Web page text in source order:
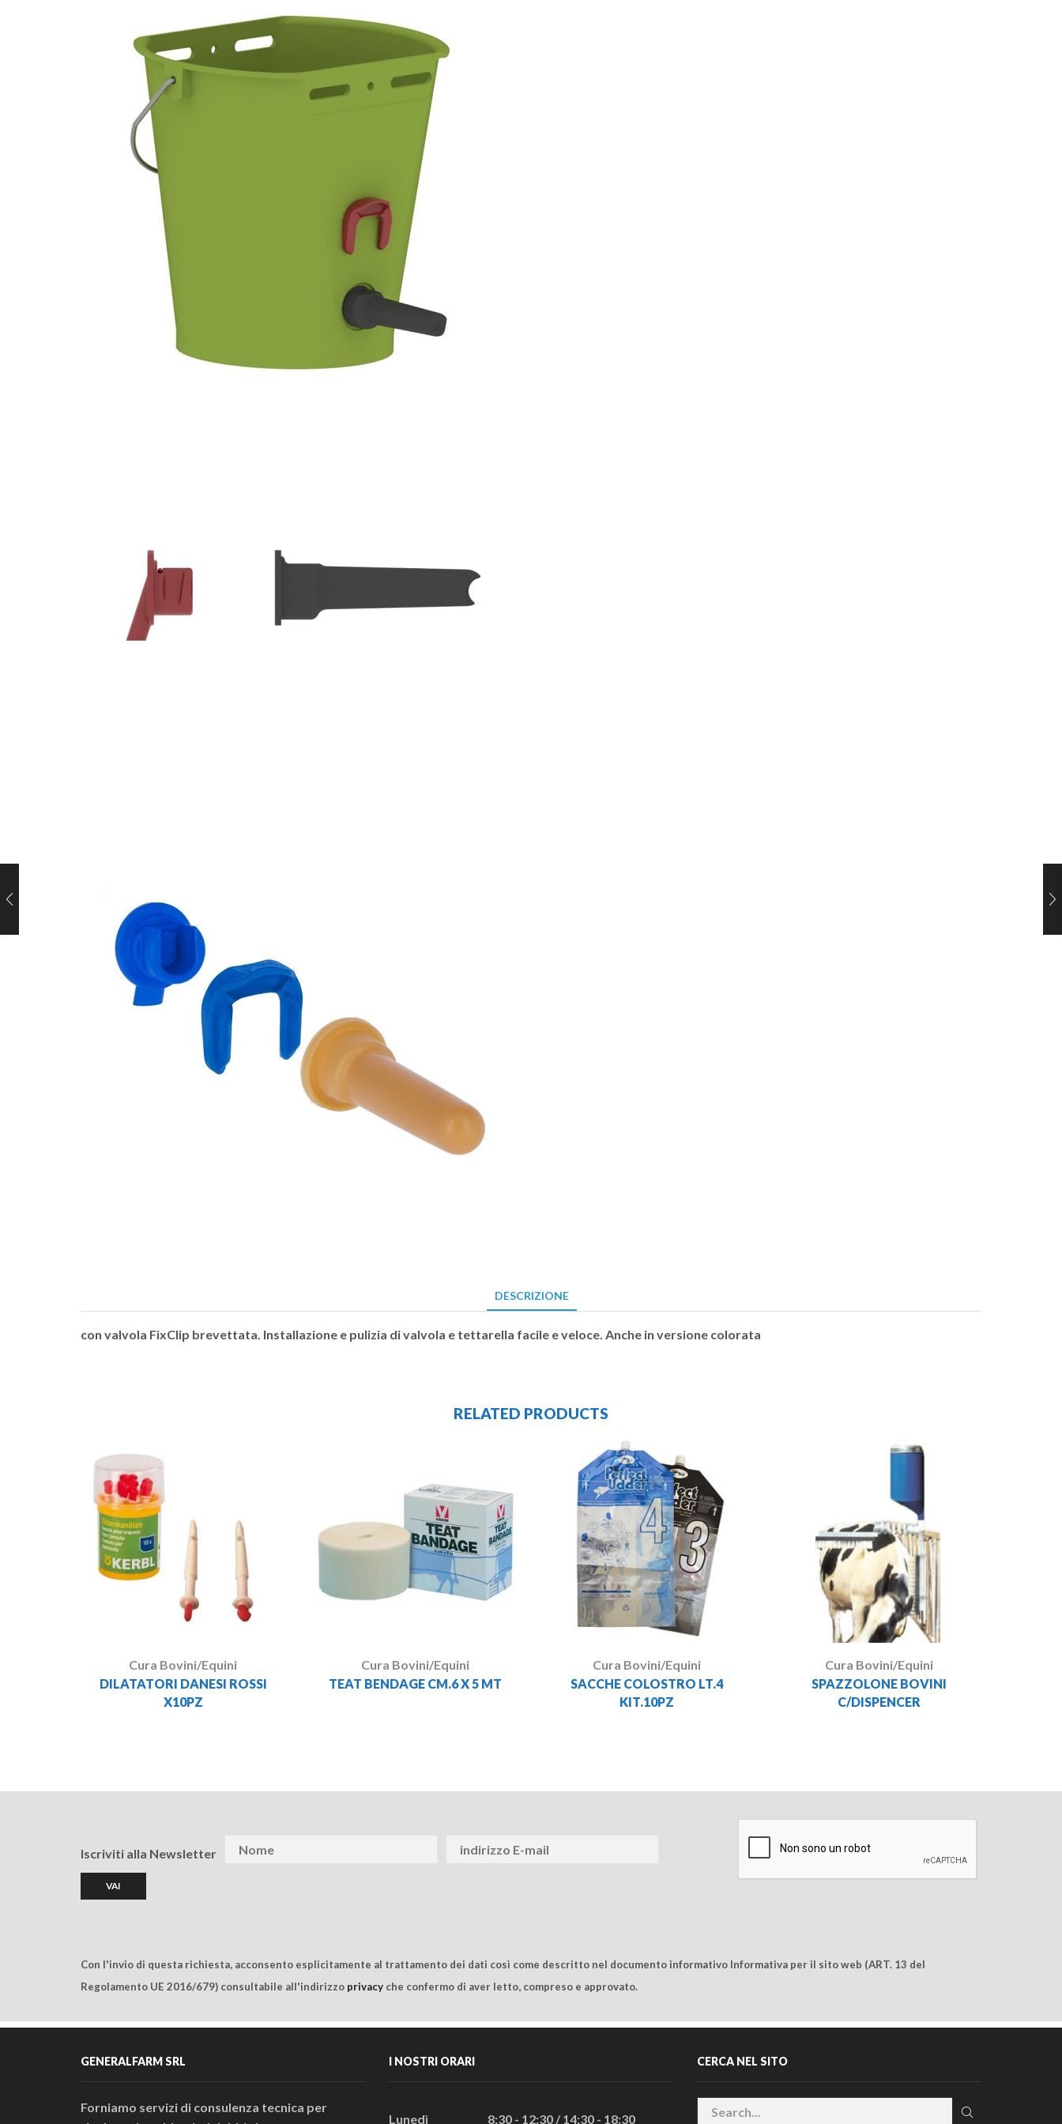
DESCRIZIONE
con valvola FixClip brevettata. Installazione e pulizia di valvola e tettarella facile e veloce. Anche in versione colorata
RELATED PRODUCTS
Cura Bovini/Equini
DILATATORI DANESI ROSSI
X10PZ
Cura Bovini/Equini
TEAT BENDAGE CM.6 X 5 MT
Cura Bovini/Equini
SACCHE COLOSTRO LT.4
KIT.10PZ
Cura Bovini/Equini
SPAZZOLONE BOVINI
C/DISPENCER
Iscriviti alla Newsletter
Con l'invio di questa richiesta, acconsento esplicitamente al trattamento dei dati così come descritto nel documento informativo Informativa per il sito web (ART. 13 del
Regolamento UE 2016/679) consultabile all'indirizzo privacy che confermo di aver letto, compreso e approvato.
GENERALFARM SRL
Forniamo servizi di consulenza tecnica per
I NOSTRI ORARI
Lunedì 8:30 - 12:30 / 14:30 - 18:30
CERCA NEL SITO